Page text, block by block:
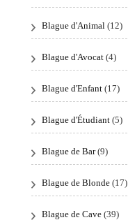
Blague d'Animal (12)
Blague d'Avocat (4)
Blague d'Enfant (17)
Blague d'Étudiant (5)
Blague de Bar(9)
Blague de Blonde (17)
Blague de Cave (39)